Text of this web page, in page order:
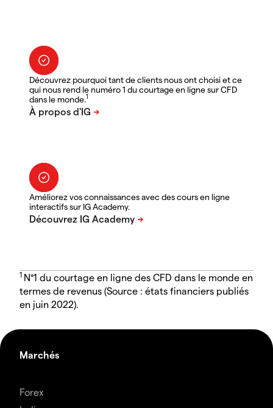
Découvrez pourquoi tant de clients nous ont choisi et ce
qui nous rend le numéro 1 du courtage en ligne sur CFD
dans le monde.1
Améliorez vos connaissances avec des cours en ligne
interactifs sur IG Academy.
1 N°1 du courtage en ligne des CFD dans le monde en
termes de revenus (Source : états financiers publiés
en juin 2022).
Marchés
Forex